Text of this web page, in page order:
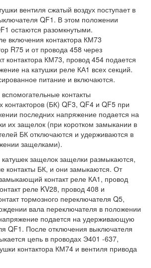
вентиля сжатый воздух поступает в
QF1. В этом положении
остаются разомкнутыми.
включения контактора КМ73
R75 и от провода 458 через
контактора КМ73, провод 454 подается
на катушки реле КА1 всех секций.
питание и включаются.
контакты
контакторов (БК) QF3, QF4 и QF5 при
последних напряжение подается на
их защелок (при коротком замыкании в
БК отключаются и удерживаются в
защелками).
защелок защелки размыкаются,
контакты БК, и они замыкаются. От
контакт реле КА1, провод
реле KV28, провод 408 и
тормозного переключателя Q5,
вала переключателя в положении
подается на удерживающую
QF1. После отключения выключателя
цепь в проводах Э401 -637,
контактора КМ74 и вентиля привода